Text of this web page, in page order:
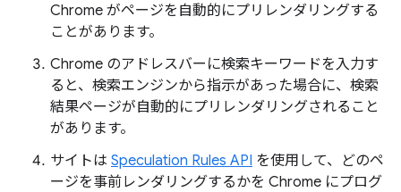
Chrome がページを自動的にプリレンダリングする
ことがあります。
Chrome のアドレスバーに検索キーワードを入力す
ると、検索エンジンから指示があった場合に、検索
結果ページが自動的にプリレンダリングされること
があります。
サイトは Speculation Rules API を使用して、どのペ
ージを事前レンダリングするかを Chrome にプログ